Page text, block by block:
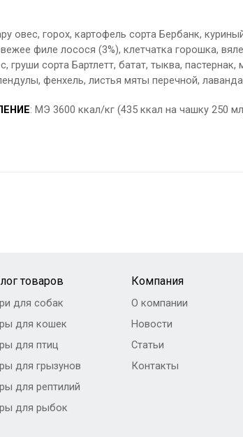
овес, горох, картофель сорта Бербанк,
филе лосося (3%), клетчатка горошка,
сорта Бартлетт, батат, тыква,
фенхель, листья мяты перечной,
: МЭ 3600 ккал/кг (435 ккал на чашку 250
товаров
для собак
для кошек
для птиц
для грызунов
для рептилий
для рыбок
Компания
О компании
Новости
Статьи
Контакты